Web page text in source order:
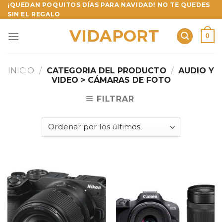
Skip
to
¡QUEDAN POQUITOS DÍAS PARA NAVIDAD! NO TE QUEDES
SIN EL REGALO
VIDAPORT 0
INICIO / CATEGORIA DEL PRODUCTO / AUDIO Y
VIDEO > CÁMARAS DE FOTO
FILTRAR